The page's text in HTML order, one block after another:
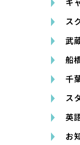
ス
武
船
千
ス
英
お